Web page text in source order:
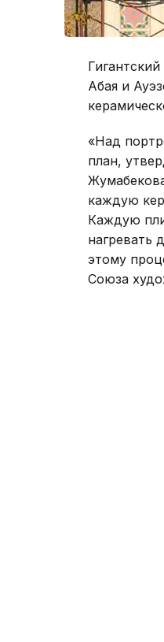
Абая и
«Над
план,
каждую
Каждую
нагревать
этому
Союза